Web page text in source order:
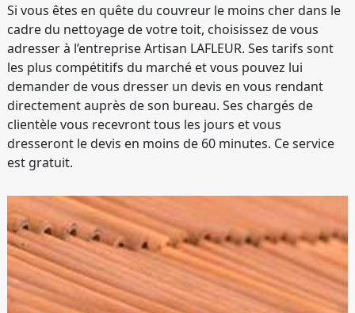
Si vous êtes en quête du couvreur le moins cher dans le
cadre du nettoyage de votre toit, choisissez de vous
adresser à l’entreprise Artisan LAFLEUR. Ses tarifs sont
les plus compétitifs du marché et vous pouvez lui
demander de vous dresser un devis en vous rendant
directement auprès de son bureau. Ses chargés de
clientèle vous recevront tous les jours et vous
dresseront le devis en moins de 60 minutes. Ce service
est gratuit.